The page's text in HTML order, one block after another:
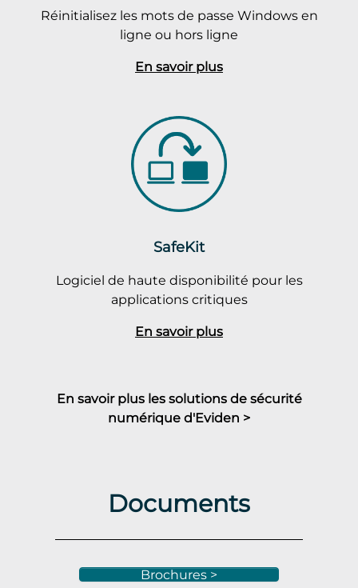
Réinitialisez les mots de passe Windows en
ligne ou hors ligne
En savoir plus
SafeKit
Logiciel de haute disponibilité pour les
applications critiques
En savoir plus
En savoir plus les solutions de sécurité
numérique d'Eviden >
Documents
Brochures >